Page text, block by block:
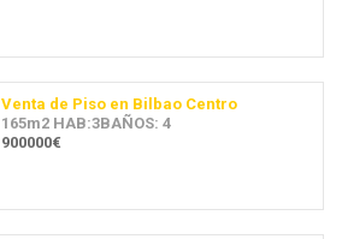
Venta de Piso en Bilbao Centro
165m2 HAB:3BAÑOS: 4
900000€